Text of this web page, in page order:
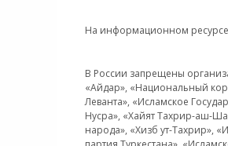
На информационном ресурсе
В России запрещены
«Айдар», «Национальный
Леванта», «Исламское
Нусра», «Хайят Тахрир-аш-
народа», «Хизб ут-Тахрир»,